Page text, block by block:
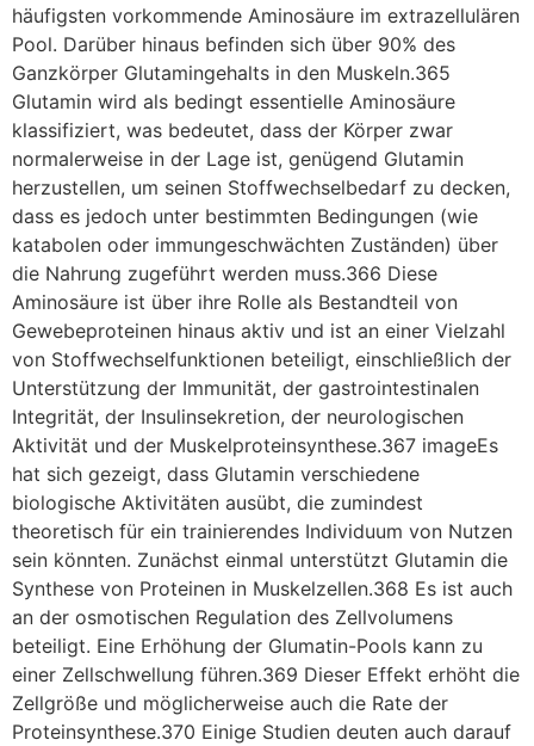
häufigsten vorkommende Aminosäure im extrazellulären
Pool. Darüber hinaus befinden sich über 90% des
Ganzkörper Glutamingehalts in den Muskeln.365
Glutamin wird als bedingt essentielle Aminosäure
klassifiziert, was bedeutet, dass der Körper zwar
normalerweise in der Lage ist, genügend Glutamin
herzustellen, um seinen Stoffwechselbedarf zu decken,
dass es jedoch unter bestimmten Bedingungen (wie
katabolen oder immungeschwächten Zuständen) über
die Nahrung zugeführt werden muss.366 Diese
Aminosäure ist über ihre Rolle als Bestandteil von
Gewebeproteinen hinaus aktiv und ist an einer Vielzahl
von Stoffwechselfunktionen beteiligt, einschließlich der
Unterstützung der Immunität, der gastrointestinalen
Integrität, der Insulinsekretion, der neurologischen
Aktivität und der Muskelproteinsynthese.367 imageEs
hat sich gezeigt, dass Glutamin verschiedene
biologische Aktivitäten ausübt, die zumindest
theoretisch für ein trainierendes Individuum von Nutzen
sein könnten. Zunächst einmal unterstützt Glutamin die
Synthese von Proteinen in Muskelzellen.368 Es ist auch
an der osmotischen Regulation des Zellvolumens
beteiligt. Eine Erhöhung der Glumatin-Pools kann zu
einer Zellschwellung führen.369 Dieser Effekt erhöht die
Zellgröße und möglicherweise auch die Rate der
Proteinsynthese.370 Einige Studien deuten auch darauf